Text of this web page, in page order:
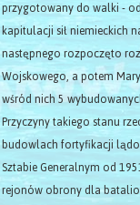
przygotowany do walki -
kapitulacji sił niemieckich
następnego rozpoczęto
Wojskowego, a potem
wśród nich 5
Przyczyny takiego stanu
budowlach fortyfikacji
Sztabie Generalnym od
rejonów obrony dla